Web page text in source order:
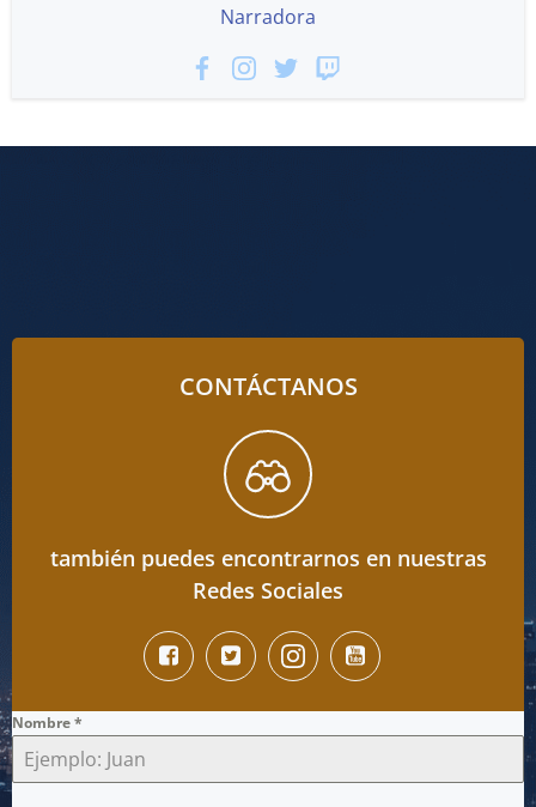
Narradora
CONTÁCTANOS
también puedes encontrarnos en nuestras
Redes Sociales
Nombre*